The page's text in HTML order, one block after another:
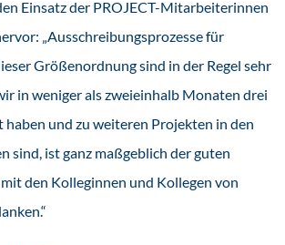
Einsatz der PROJECT-Mitarbeiterinnen
„Ausschreibungsprozesse für
Größenordnung sind in der Regel sehr
in weniger als zweieinhalb Monaten drei
haben und zu weiteren Projekten in den
sind, ist ganz maßgeblich der guten
den Kolleginnen und Kollegen von